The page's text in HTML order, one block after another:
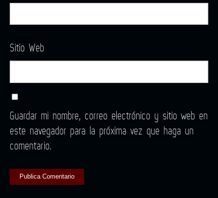
Sitio Web
Guardar mi nombre, correo electrónico y sitio web en
este navegador para la próxima vez que haga un
comentario.